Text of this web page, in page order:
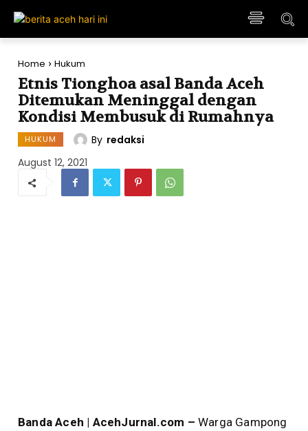
Home Hukum
Etnis Tionghoa asal Banda Aceh
Ditemukan Meninggal dengan
Kondisi Membusuk di Rumahnya
HUKUM By redaksi
August 12, 2021
Banda Aceh | AcehJurnal.com – Warga Gampong